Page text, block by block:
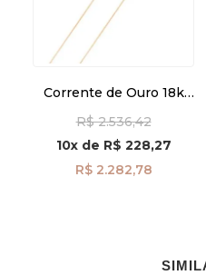
Corrente de Ouro 18k
com 45cm co04809
R$ 2.536,42
10xde R$ 228,27
R$ 2.282,78